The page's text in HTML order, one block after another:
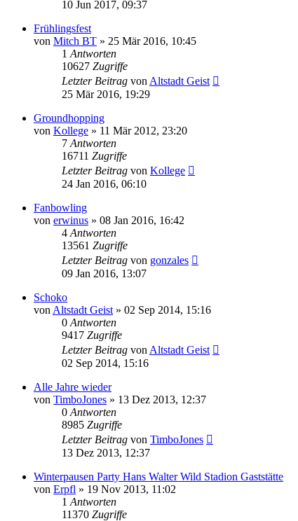
10 Jun 2017, 09:37
Frühlingsfest
von Mitch BT » 25 Mär 2016, 10:45
1 Antworten
10627 Zugriffe
Letzter Beitrag von Altstadt Geist
25 Mär 2016, 19:29
Groundhopping
von Kollege » 11 Mär 2012, 23:20
7 Antworten
16711 Zugriffe
Letzter Beitrag von Kollege
24 Jan 2016, 06:10
Fanbowling
von erwinus » 08 Jan 2016, 16:42
4 Antworten
13561 Zugriffe
Letzter Beitrag von gonzales
09 Jan 2016, 13:07
Schoko
von Altstadt Geist » 02 Sep 2014, 15:16
0 Antworten
9417 Zugriffe
Letzter Beitrag von Altstadt Geist
02 Sep 2014, 15:16
Alle Jahre wieder
von TimboJones » 13 Dez 2013, 12:37
0 Antworten
8985 Zugriffe
Letzter Beitrag von TimboJones
13 Dez 2013, 12:37
Winterpausen Party Hans Walter Wild Stadion Gaststätte
von Erpfl » 19 Nov 2013, 11:02
1 Antworten
11370 Zugriffe